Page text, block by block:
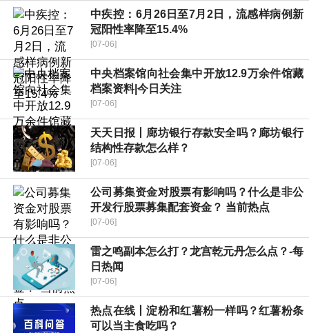
中疾控：6月26日至7月2日，流感样病例新
冠阳性率降至15.4%
[07-06]
中央档案馆向社会集中开放12.9万余件馆藏
档案资料|今日关注
[07-06]
天天日报丨廊坊银行存款安全吗？廊坊银行
结构性存款怎么样？
[07-06]
公司募集资金对股票有影响吗？什么是非公
开发行股票募集配套资金？ 当前热点
[07-06]
雷之鸣副本怎么打？龙宫乾元丹怎么点？-每
日热闻
[07-06]
热点在线丨淀粉和红薯粉一样吗？红薯粉条
可以当主食吃吗？